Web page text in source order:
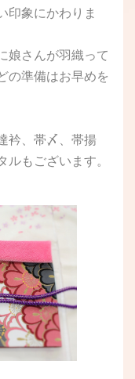
印象にかわりま
娘さんが羽織って
の準備はお早めを
衿、帯〆、帯揚
もございます。